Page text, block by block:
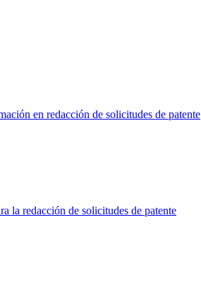
en redacción de solicitudes de patente
la redacción de solicitudes de patente